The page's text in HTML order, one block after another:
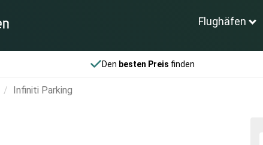
Flughäfen
Den besten Preis finden
Infiniti Parking